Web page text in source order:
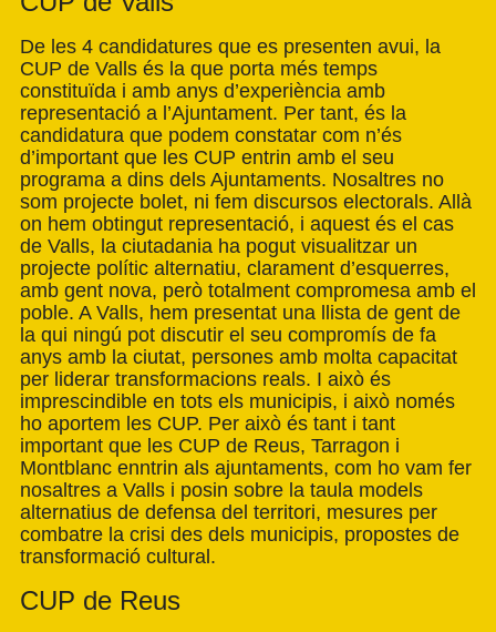
De les 4 candidatures que es presenten avui, la
CUP de Valls és la que porta més temps
constituïda i amb anys d’experiència amb
representació a l’Ajuntament. Per tant, és la
candidatura que podem constatar com n’és
d’important que les CUP entrin amb el seu
programa a dins dels Ajuntaments. Nosaltres no
som projecte bolet, ni fem discursos electorals. Allà
on hem obtingut representació, i aquest és el cas
de Valls, la ciutadania ha pogut visualitzar un
projecte polític alternatiu, clarament d’esquerres,
amb gent nova, però totalment compromesa amb el
poble. A Valls, hem presentat una llista de gent de
la qui ningú pot discutir el seu compromís de fa
anys amb la ciutat, persones amb molta capacitat
per liderar transformacions reals. I això és
imprescindible en tots els municipis, i això només
ho aportem les CUP. Per això és tant i tant
important que les CUP de Reus, Tarragon i
Montblanc enntrin als ajuntaments, com ho vam fer
nosaltres a Valls i posin sobre la taula models
alternatius de defensa del territori, mesures per
combatre la crisi des dels municipis, propostes de
transformació cultural.
CUP de Reus